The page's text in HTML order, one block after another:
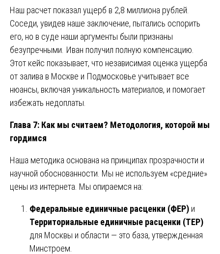
Наш расчет показал ущерб в 2,8 миллиона рублей.
Соседи, увидев наше заключение, пытались оспорить
его, но в суде наши аргументы были признаны
безупречными. Иван получил полную компенсацию.
Этот кейс показывает, что независимая оценка ущерба
от залива в Москве и Подмосковье учитывает все
нюансы, включая уникальность материалов, и помогает
избежать недоплаты.
Глава 7: Как мы считаем? Методология, которой мы
гордимся
Наша методика основана на принципах прозрачности и
научной обоснованности. Мы не используем «средние»
цены из интернета. Мы опираемся на:
Федеральные единичные расценки (ФЕР) и
Территориальные единичные расценки (ТЕР)
для Москвы и области — это база, утвержденная
Минстроем.